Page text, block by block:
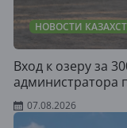
НОВОСТИ
Вход к озеру за
администратора
07.08.2026